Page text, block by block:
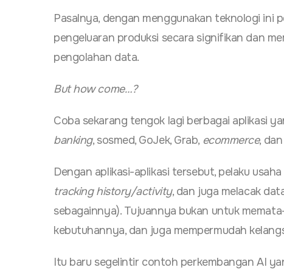
Pasalnya, dengan menggunakan teknologi ini
pengeluaran produksi secara signifikan dan
pengolahan data.
But how come…?
Coba sekarang tengok lagi berbagai aplikasi
banking, sosmed, GoJek, Grab, ecommerce,
Dengan aplikasi-aplikasi tersebut, pelaku
tracking history/activity, dan juga melacak
sebagainnya). Tujuannya bukan untuk
kebutuhannya, dan juga mempermudah
Itu baru segelintir contoh perkembangan AI